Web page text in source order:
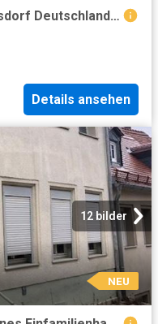
3 Schlafzimmer Wohnung Gersdorf Deutschland 104436793
Details ansehen
12 bilder
NEU